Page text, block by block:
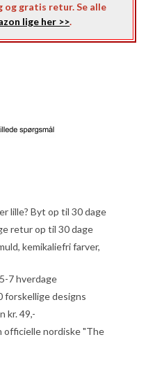
og gratis retur. Se alle
lige her >>.
lille? Byt op til 30 dage
retur op til 30 dage
kemikaliefri farver,
7 hverdage
forskellige designs
kr. 49,-
officielle nordiske "The